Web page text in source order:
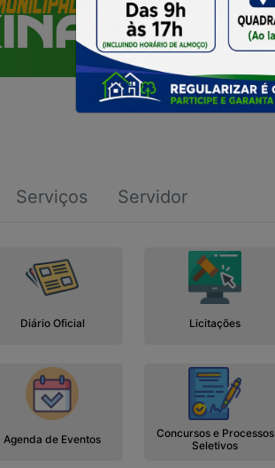
Serviços Servidor
Diário Oficial Licitações
Agenda de Eventos
Concursos e Processos
Seletivos